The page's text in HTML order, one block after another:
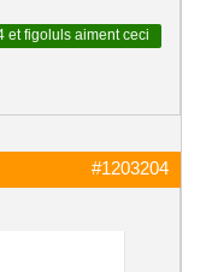
etfigoluls aiment ceci
#1203204